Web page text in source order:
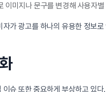
이미지나 문구를 변경해 사용자
가 광고를 하나의 유용한 정보
슈 또한 중요하게 부상하고 있